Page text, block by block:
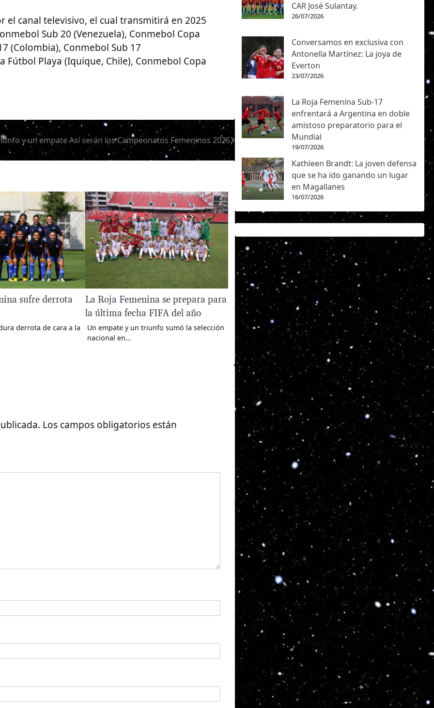
canal televisivo, el cual transmitirá en 2025
Sub 20 (Venezuela), Conmebol Copa
(Colombia), Conmebol Sub 17
Fútbol Playa (Iquique, Chile), Conmebol Copa
y un empateAsí serán los Campeonatos Femeninos 2025
sufre derrota
derrota de cara a la
La Roja Femenina se prepara para
la última fecha FIFA del año
Un empate y un triunfo sumó la selección
nacional en…
Los campos obligatorios están
CAR José Sulantay.
26/07/2026
Conversamos en exclusiva con
Antonella Martínez: La joya de
Everton
23/07/2026
La Roja Femenina Sub-17
enfrentará a Argentina en doble
amistoso preparatorio para el
Mundial
19/07/2026
Kathleen Brandt: La joven defensa
que se ha ido ganando un lugar
en Magallanes
16/07/2026